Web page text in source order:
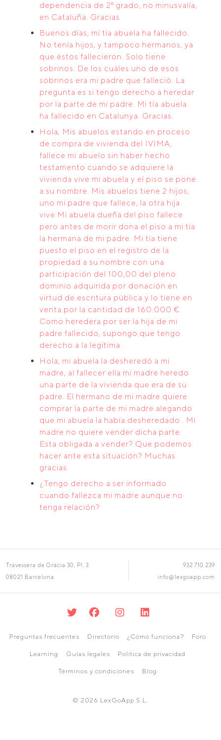
dependencia de 2º grado, no minusvalía,
en Cataluña. Gracias
Buenos días, mí tía abuela ha fallecido.
No tenía hijos, y tampoco hermanos, ya
que éstos fallecieron. Solo tiene
sobrinos. De los cuáles uno de esos
sobrinos era mi padre que falleció. La
pregunta es si tengo derecho a heredar
por la parte de mi padre. Mi tía abuela
ha fallecido en Catalunya. Gracias.
Hola, Mis abuelos estando en proceso
de compra de vivienda del IVIMA,
fallece mi abuelo sin haber hecho
testamento cuando se adquiere la
vivienda vive mi abuela y el piso se pone
a su nombre. Mis abuelos tiene 2 hijos,
uno mi padre que fallece, la otra hija
vive Mi abuela dueña del piso fallece
pero antes de morir dona el piso a mi tía
la hermana de mi padre. Mi tía tiene
puesto el piso en el registro de la
propiedad a su nombre con una
participación del 100,00 del pleno
dominio adquirida por donación en
virtud de escritura pública y lo tiene en
venta por la cantidad de 160.000 €
Como heredera por ser la hija de mi
padre fallecido, supongo que tengo
derecho a la legítima
Hola, mi abuela la desheredó a mi
madre, al fallecer ella mi madre heredo
una parte de la vivienda que era de su
padre. El hermano de mi madre quiere
comprar la parte de mi madre alegando
que mi abuela la había desheredado . Mi
madre no quiere vender dicha parte.
Esta obligada a vender? Que podemos
hacer ante esta situación? Muchas
gracias.
¿Tengo derecho a ser informado
cuando fallezca mi madre aunque no
tenga relación?
Travessera de Gràcia 30, Pl. 3
08021 Barcelona
932 710 239
info@lexgoapp.com
Preguntas frecuentes Directorio ¿Cómo funciona? Foro
Learning Guías legales Política de privacidad
Términos y condiciones Blog
© 2026 LexGoApp S.L.